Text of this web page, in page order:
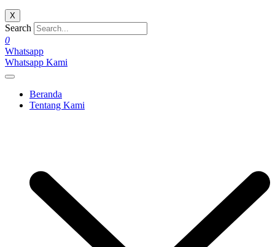
X
Search
0
Whatsapp
Whatsapp Kami
Beranda
Tentang Kami